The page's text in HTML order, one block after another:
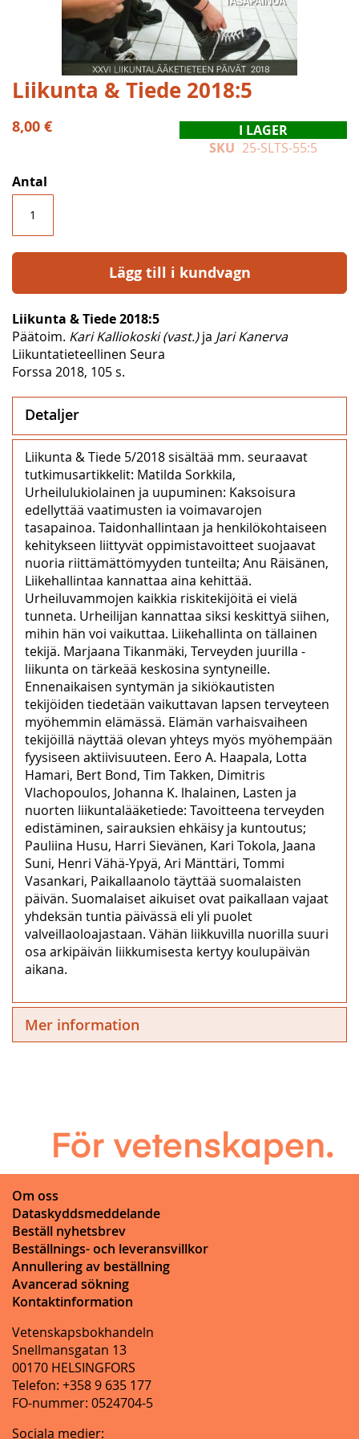
Hoppa
till
början
av
Liikunta & Tiede 2018:5
8,00 €
I LAGER
SKU 25-SLTS-55:5
Antal
Lägg till i kundvagn
Liikunta & Tiede 2018:5
Päätoim. Kari Kalliokoski (vast.)ja Jari Kanerva
Liikuntatieteellinen Seura
Forssa 2018, 105 s.
Detaljer
Liikunta & Tiede 5/2018 sisältää mm. seuraavat
tutkimusartikkelit: Matilda Sorkkila,
Urheilulukiolainen ja uupuminen: Kaksoisura
edellyttää vaatimusten ia voimavarojen
tasapainoa. Taidonhallintaan ja henkilökohtaiseen
kehitykseen liittyvät oppimistavoitteet suojaavat
nuoria riittämättömyyden tunteilta; Anu Räisänen,
Liikehallintaa kannattaa aina kehittää.
Urheiluvammojen kaikkia riskitekijöitä ei vielä
tunneta. Urheilijan kannattaa siksi keskittyä siihen,
mihin hän voi vaikuttaa. Liikehallinta on tällainen
tekijä. Marjaana Tikanmäki, Terveyden juurilla -
liikunta on tärkeää keskosina syntyneille.
Ennenaikaisen syntymän ja sikiökautisten
tekijöiden tiedetään vaikuttavan lapsen terveyteen
myöhemmin elämässä. Elämän varhaisvaiheen
tekijöillä näyttää olevan yhteys myös myöhempään
fyysiseen aktiivisuuteen. Eero A. Haapala, Lotta
Hamari, Bert Bond, Tim Takken, Dimitris
Vlachopoulos, Johanna K. lhalainen, Lasten ja
nuorten liikuntalääketiede: Tavoitteena terveyden
edistäminen, sairauksien ehkäisy ja kuntoutus;
Pauliina Husu, Harri Sievänen, Kari Tokola, Jaana
Suni, Henri Vähä-Ypyä, Ari Mänttäri, Tommi
Vasankari, Paikallaanolo täyttää suomalaisten
päivän. Suomalaiset aikuiset ovat paikallaan vajaat
yhdeksän tuntia päivässä eli yli puolet
valveillaoloajastaan. Vähän liikkuvilla nuorilla suuri
osa arkipäivän liikkumisesta kertyy koulupäivän
aikana.
Mer information
Om oss
Dataskyddsmeddelande
Beställ nyhetsbrev
Beställnings- och leveransvillkor
Annullering av beställning
Avancerad sökning
Kontaktinformation
Vetenskapsbokhandeln
Snellmansgatan 13
00170 HELSINGFORS
Telefon: +358 9 635 177
FO-nummer: 0524704-5
Sociala medier: